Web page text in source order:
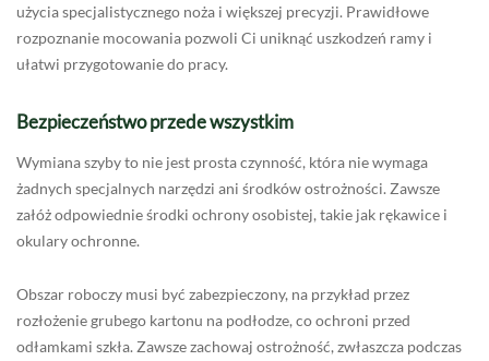
użycia specjalistycznego noża i większej precyzji. Prawidłowe
rozpoznanie mocowania pozwoli Ci uniknąć uszkodzeń ramy i
ułatwi przygotowanie do pracy.
Bezpieczeństwo przede wszystkim
Wymiana szyby to nie jest prosta czynność, która nie wymaga
żadnych specjalnych narzędzi ani środków ostrożności. Zawsze
załóż odpowiednie środki ochrony osobistej, takie jak rękawice i
okulary ochronne.
Obszar roboczy musi być zabezpieczony, na przykład przez
rozłożenie grubego kartonu na podłodze, co ochroni przed
odłamkami szkła. Zawsze zachowaj ostrożność, zwłaszcza podczas